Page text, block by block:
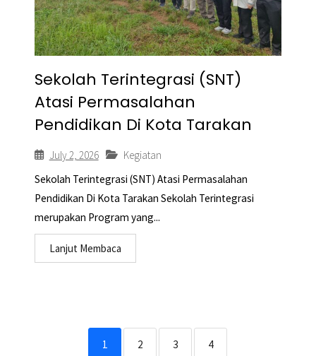
Sekolah Terintegrasi (SNT)
Atasi Permasalahan
Pendidikan Di Kota Tarakan
July 2, 2026
Kegiatan
Sekolah Terintegrasi (SNT) Atasi Permasalahan
Pendidikan Di Kota Tarakan Sekolah Terintegrasi
merupakan Program yang...
Lanjut Membaca
1 2 3 4